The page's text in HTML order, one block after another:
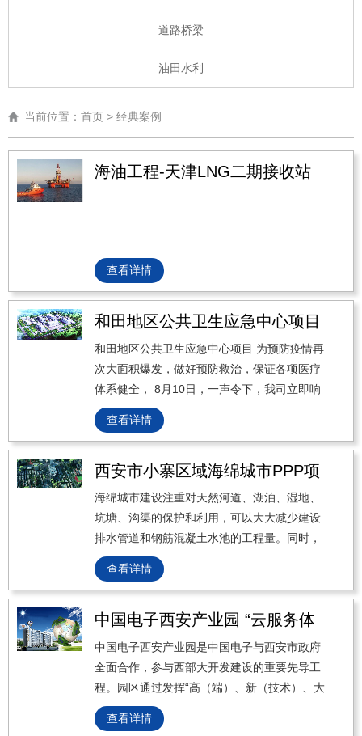
道路桥梁
油田水利
当前位置： 首页 > 经典案例
海油工程-天津LNG二期接收站
查看详情
和田地区公共卫生应急中心项目
和田地区公共卫生应急中心项目 为预防疫情再
次大面积爆发，做好预防救治，保证各项医疗
体系健全， 8月10日，一声令下，我司立即响
应新疆和田公共卫生应急院项目建设，成立“驰
援新疆医院建设应急项目组”，迅速组织近百号
工人随时待命，分批前往。
查看详情
西安市小寨区域海绵城市PPP项
目 I标段项目自控
海绵城市建设注重对天然河道、湖泊、湿地、
坑塘、沟渠的保护和利用，可以大大减少建设
排水管道和钢筋混凝土水池的工程量。同时，
海绵城市建设注重利用适宜当地的生态化设
施。 如：植草沟、下沉式绿地、生态旱溪、透
水混凝土地面、透水砖路面、雨水花园、生态
停车场、这些设施可以与园林景观结合，与城
市绿地和景观水体相结合，“净增成本”较低。
查看详情
中国电子西安产业园 “云服务体
验中心”智能化项目
中国电子西安产业园是中国电子与西安市政府
全面合作，参与西部大开发建设的重要先导工
程。园区通过发挥“高（端）、新（技术）、大
（规模）”的平台作用，打造电子信息产业链，
带动国内、国际电子信息技术企业向西安市聚
查看详情